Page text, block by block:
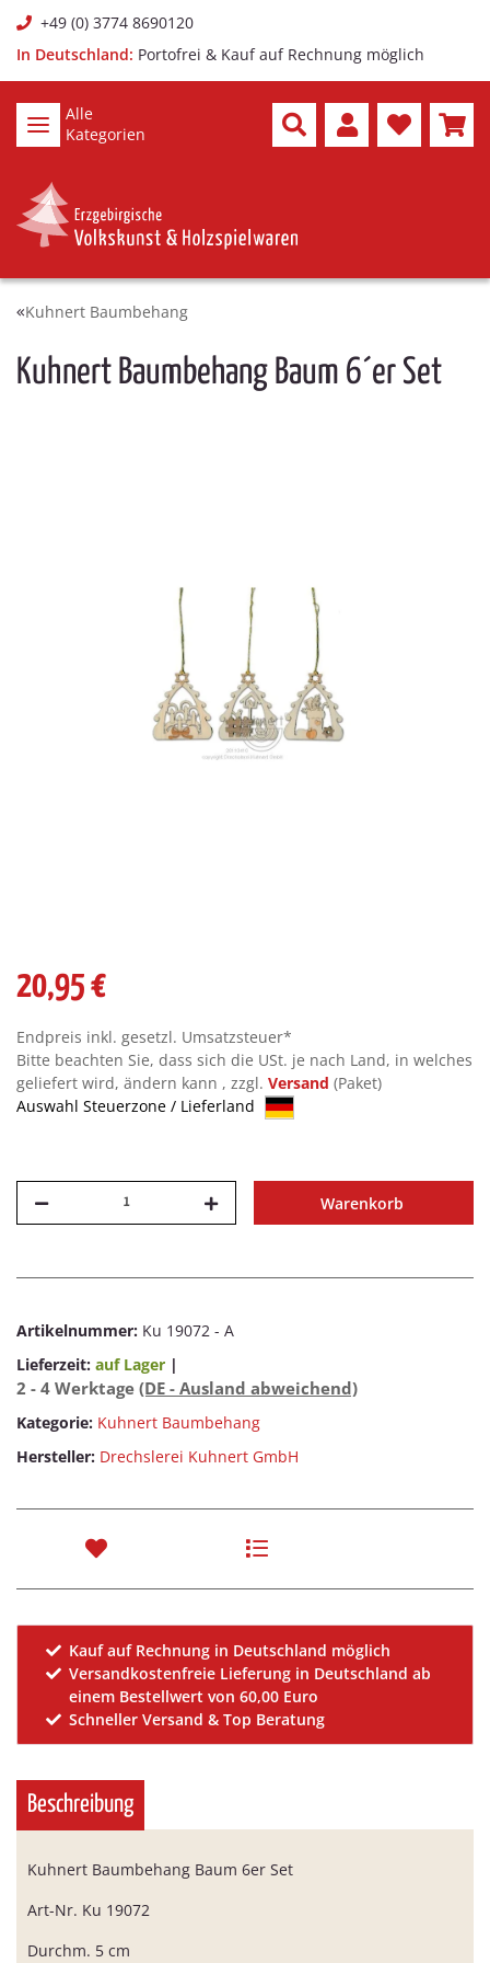
+49 (0) 3774 8690120
In Deutschland: Portofrei & Kauf auf Rechnung möglich
Alle
Kategorien
Kuhnert Baumbehang
Kuhnert Baumbehang Baum 6´er Set
20,95 €
Endpreis inkl. gesetzl. Umsatzsteuer*
Bitte beachten Sie, dass sich die USt. je nach Land, in welches
geliefert wird, ändern kann , zzgl. Versand (Paket)
Auswahl Steuerzone / Lieferland
Warenkorb
Artikelnummer: Ku 19072 - A
Lieferzeit: auf Lager |
2 - 4 Werktage (DE - Ausland abweichend)
Kategorie: Kuhnert Baumbehang
Hersteller: Drechslerei Kuhnert GmbH
Kauf auf Rechnung in Deutschland möglich
Versandkostenfreie Lieferung in Deutschland ab
einem Bestellwert von 60,00 Euro
Schneller Versand & Top Beratung
Beschreibung
Kuhnert Baumbehang Baum 6er Set
Art-Nr. Ku 19072
Durchm. 5 cm